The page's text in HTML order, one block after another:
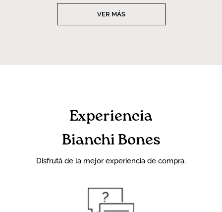
VER MÁS
Experiencia
Bianchi Bones
Disfrutá de la mejor experiencia de compra.